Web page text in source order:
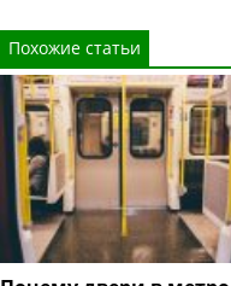
Похожие статьи